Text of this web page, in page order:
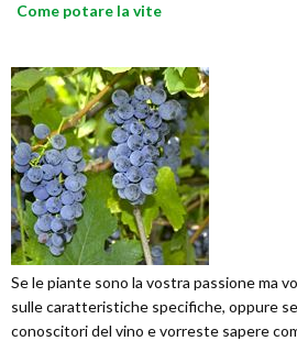
Come potare la vite
Se le piante sono la vostra passione ma
sulle caratteristiche specifiche, oppure
conoscitori del vino e vorreste sapere